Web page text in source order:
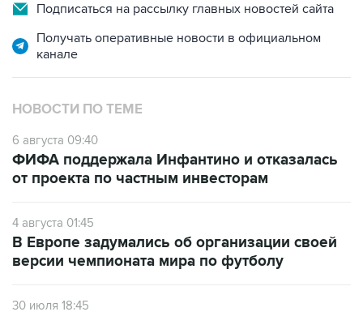
Подписаться на рассылку главных новостей сайта
Получать оперативные новости в официальном
канале
НОВОСТИ ПО ТЕМЕ
6 августа 09:40
ФИФА поддержала Инфантино и отказалась
от проекта по частным инвесторам
4 августа 01:45
В Европе задумались об организации своей
версии чемпионата мира по футболу
30 июля 18:45